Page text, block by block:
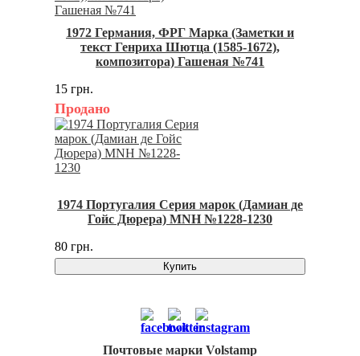
1972 Германия, ФРГ Марка (Заметки и
текст Генриха Шютца (1585-1672),
композитора) Гашеная №741
15 грн.
Продано
1974 Португалия Серия марок (Дамиан де
Гойс Дюрера) MNH №1228-1230
80 грн.
Купить
Почтовые марки Volstamp